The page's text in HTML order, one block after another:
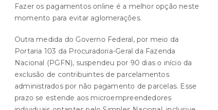
Fazer os pagamentos online é a melhor opção neste
momento para evitar aglomerações.
Outra medida do Governo Federal, por meio da
Portaria 103 da Procuradoria-Geral da Fazenda
Nacional (PGFN), suspendeu por 90 dias o início da
exclusão de contribuintes de parcelamentos
administrados por não pagamento de parcelas. Esse
prazo se estende aos microempreendedores